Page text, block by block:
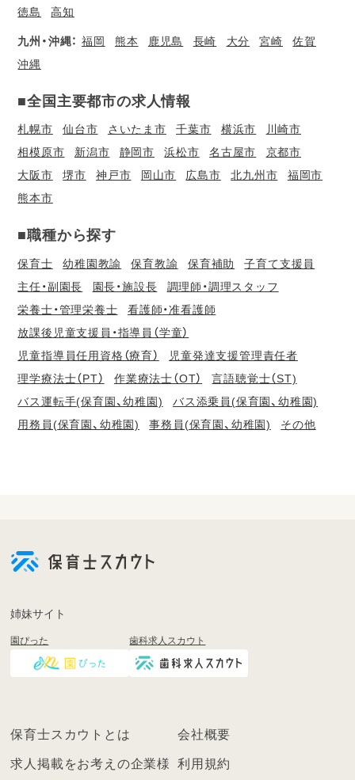
徳島
高知
九州・沖縄： 福岡 熊本 鹿児島 長崎 大分 宮崎
佐賀
沖縄
■全国主要都市の求人情報
札幌市 仙台市 さいたま市 千葉市 横浜市
川崎市
相模原市
新潟市 静岡市 浜松市 名古屋市
京都市
大阪市
堺市 神戸市 岡山市 広島市 北九州市
福岡市
熊本市
■職種から探す
保育士 幼稚園教諭 保育教諭 保育補助
子育て支援員
主任・副園長
園長・施設長
調理師・調理スタッフ
栄養士・管理栄養士
看護師・准看護師
放課後児童支援員・指導員（学童）
児童指導員任用資格（療育）
児童発達支援管理責任者
理学療法士（PT）
作業療法士（OT）
言語聴覚士（ST)
バス運転手(保育園、幼稚園)
バス添乗員(保育園、幼稚園)
用務員(保育園、幼稚園)
事務員(保育園、幼稚園) その他
登
く
ン
姉妹サイト
園ぴった 歯科求人スカウト
保育士スカウトとは 会社概要
求人掲載をお考えの企業様 利用規約